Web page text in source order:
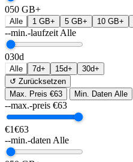
050 GB+
Alle 1 GB+ 5 GB+ 10 GB+
--min.-laufzeit Alle
030d
Alle 7d+ 15d+
30d+
↺ Zurücksetzen
Max. Preis €63 Min. Daten Alle
--max.-preis €63
€1€63
--min.-daten Alle